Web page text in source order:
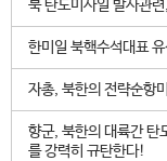
북 탄도미사일 발사관
한미일 북핵수석대표
자총, 북한의 전략순항
향군, 북한의 대륙간 탄
를 강력히 규탄한다!